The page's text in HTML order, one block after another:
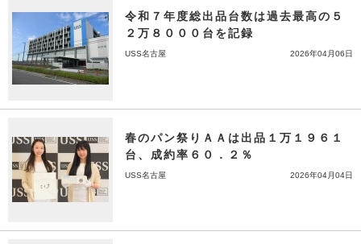
令和７年度総出品台数は過去最高の５
２万８０００台を記録
USS名古屋 2026年04月06日
春のパン祭りＡＡは出品１万１９６１
台、成約率６０．２％
USS名古屋 2026年04月04日